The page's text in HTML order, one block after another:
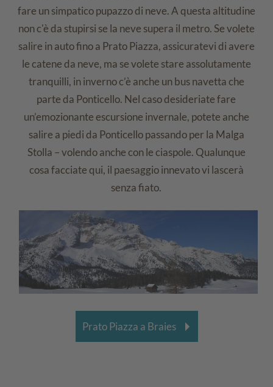
fare un simpatico pupazzo di neve. A questa altitudine
non c'è da stupirsi se la neve supera il metro. Se volete
salire in auto fino a Prato Piazza, assicuratevi di avere
le catene da neve, ma se volete stare assolutamente
tranquilli, in inverno c’è anche un bus navetta che
parte da Ponticello. Nel caso desideriate fare
un’emozionante escursione invernale, potete anche
salire a piedi da Ponticello passando per la Malga
Stolla – volendo anche con le ciaspole. Qualunque
cosa facciate qui, il paesaggio innevato vi lascerà
senza fiato.
Prato Piazza a Braies